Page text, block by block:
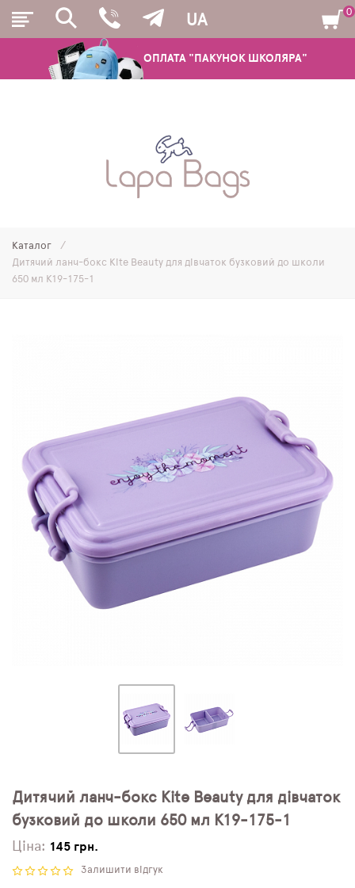
ОПЛАТА "ПАКУНОК ШКОЛЯРА"
UA
ШКІЛЬНІ РЮКЗАКИ ТА РАНЦІ
МОЛОДІЖНІ РЮКЗАКИ
SCHOOL STANDARD
SKYNAME
РОЗПРОДАЖ
0
Каталог
Дитячий ланч-бокс Kite Beauty для дівчаток бузковий до школи
650 мл K19-175-1
Дитячий ланч-бокс Kite Beauty для дівчаток
бузковий до школи 650 мл K19-175-1
Ціна: 145 грн.
Залишити відгук